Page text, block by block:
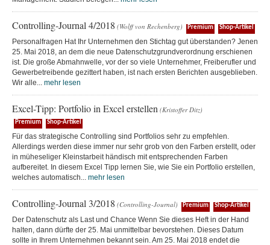
Controlling-Journal 4/2018 (Wolff von Rechenberg) Premium Shop-Artikel
Personalfragen Hat Ihr Unternehmen den Stichtag gut überstanden? Jenen
25. Mai 2018, an dem die neue Datenschutzgrundverordnung erschienen
ist. Die große Abmahnwelle, vor der so viele Unternehmer, Freiberufler und
Gewerbetreibende gezittert haben, ist nach ersten Berichten ausgeblieben.
Wir alle... mehr lesen
Excel-Tipp: Portfolio in Excel erstellen (Kristoffer Ditz)
Premium Shop-Artikel
Für das strategische Controlling sind Portfolios sehr zu empfehlen.
Allerdings werden diese immer nur sehr grob von den Farben erstellt, oder
in müheseliger Kleinstarbeit händisch mit entsprechenden Farben
aufbereitet. In diesem Excel Tipp lernen Sie, wie Sie ein Portfolio erstellen,
welches automatisch... mehr lesen
Controlling-Journal 3/2018 (Controlling-Journal) Premium Shop-Artikel
Der Datenschutz als Last und Chance Wenn Sie dieses Heft in der Hand
halten, dann dürfte der 25. Mai unmittelbar bevorstehen. Dieses Datum
sollte in Ihrem Unternehmen bekannt sein. Am 25. Mai 2018 endet die